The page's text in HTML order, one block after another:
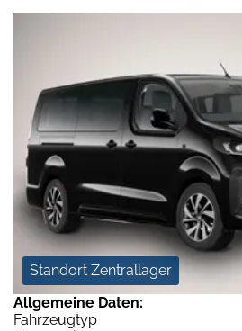
Standort Zentrallager
Allgemeine Daten:
Fahrzeugtyp